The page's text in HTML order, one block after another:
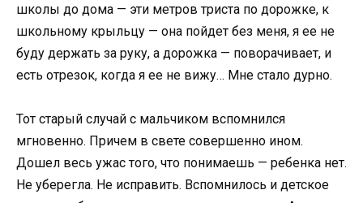
школы до дома — эти метров триста по дорожке, к
школьному крыльцу — она пойдет без меня, я ее не
буду держать за руку, а дорожка — поворачивает, и
есть отрезок, когда я ее не вижу… Мне стало дурно.
Тот старый случай с мальчиком вспомнился
мгновенно. Причем в свете совершенно ином.
Дошел весь ужас того, что понимаешь — ребенка нет.
Не уберегла. Не исправить. Вспомнилось и детское